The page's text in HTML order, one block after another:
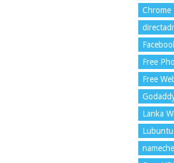
Chrome
Free
Free
Lanka
Lubuntu